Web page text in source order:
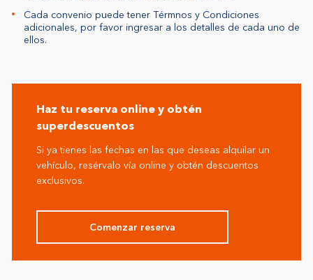
Cada convenio puede tener Térmnos y Condiciones
adicionales, por favor ingresar a los detalles de cada uno de
ellos.
Haz tu reserva online y obtén
superdescuentos
Si ya tienes las fechas en las que deseas alquilar un
vehículo, resérvalo vía online y obtén descuentos
exclusivos.
Comenzar reserva